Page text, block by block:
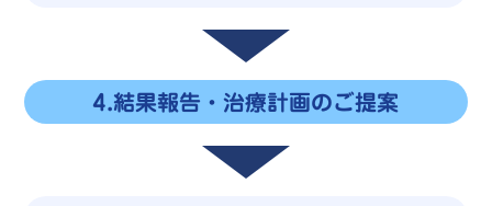
4.結果報告・治療計画のご提案